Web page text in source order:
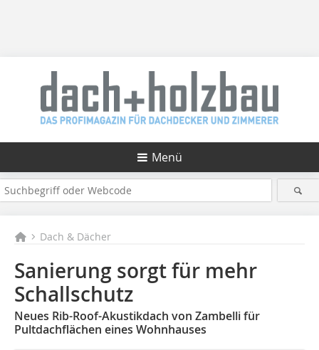
Menü
Dach & Dächer
Sanierung sorgt für mehr
Schallschutz
Neues Rib-Roof-Akustikdach von Zambelli für
Pultdachflächen eines Wohnhauses